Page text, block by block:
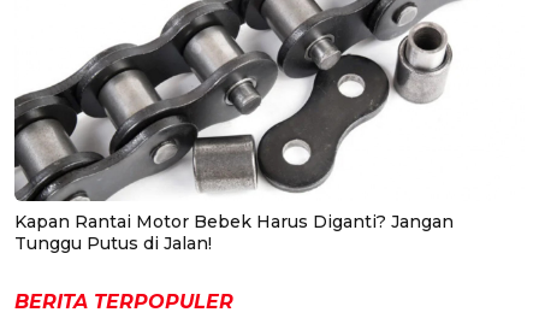
Kapan Rantai Motor Bebek Harus Diganti? Jangan
Tunggu Putus di Jalan!
BERITA TERPOPULER